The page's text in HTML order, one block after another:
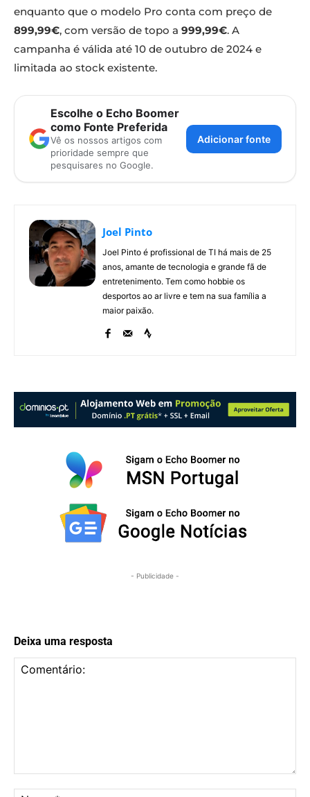
enquanto que o modelo Pro conta com preço de
899,99€, com versão de topo a 999,99€. A
campanha é válida até 10 de outubro de 2024 e
limitada ao stock existente.
Escolhe o Echo Boomer
como Fonte Preferida
Vê os nossos artigos com
prioridade sempre que
pesquisares no Google.
Adicionar fonte
Joel Pinto
Joel Pinto é profissional de TI há mais de 25
anos, amante de tecnologia e grande fã de
entretenimento. Tem como hobbie os
desportos ao ar livre e tem na sua família a
maior paixão.
- Publicidade -
Deixa uma resposta